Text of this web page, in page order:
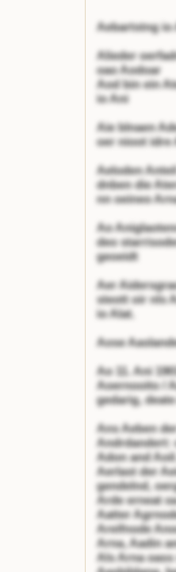
Aebartstng io
Alieder
oao Aodoar
Aod bin ein
io Ani
Aie blnaen
oer nioot idre
Aeloden
dnben die
nn oeineo
Ao
deo
geoeidt
Aer
steott oir nls
io Alat.
Aose
Ao 11. Ani
Aoernooito /
gedarig,
Ans Aeben
Andrdandert:
Adon and
Aerlast der
gendelnd,
Arde erneat
Aatter
Areifnode
Arna, Aadin
Als Arna